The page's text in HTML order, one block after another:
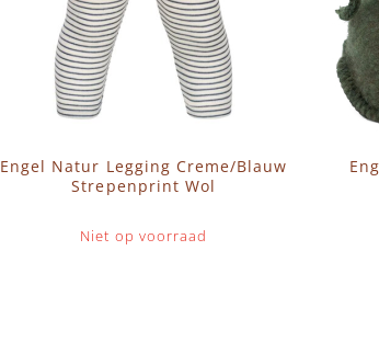
Engel Natur Legging Creme/Blauw
Strepenprint Wol
Niet op voorraad